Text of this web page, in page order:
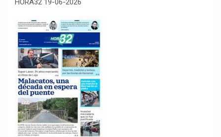
HORA32 19-06-2026